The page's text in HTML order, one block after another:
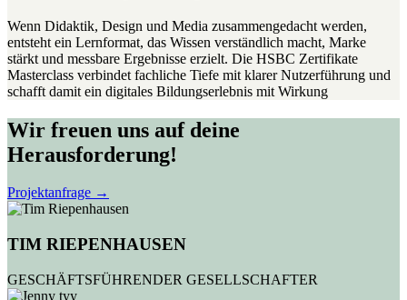
Wenn Didaktik, Design und Media zusammengedacht werden,
entsteht ein Lernformat, das Wissen verständlich macht, Marke
stärkt und messbare Ergebnisse erzielt. Die HSBC Zertifikate
Masterclass verbindet fachliche Tiefe mit klarer Nutzerführung und
schafft damit ein digitales Bildungserlebnis mit Wirkung
Wir freuen uns auf deine
Herausforderung!
Projektanfrage →
TIM RIEPENHAUSEN
GESCHÄFTSFÜHRENDER GESELLSCHAFTER